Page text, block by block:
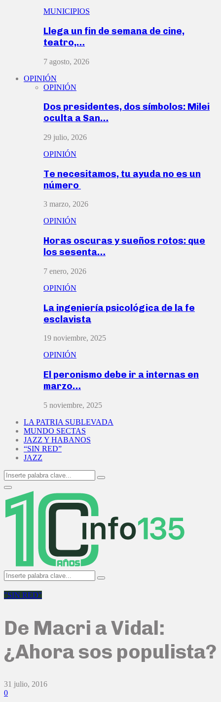
MUNICIPIOS
Llega un fin de semana de cine,
teatro,…
7 agosto, 2026
OPINIÓN
OPINIÓN
Dos presidentes, dos símbolos: Milei
oculta a San…
29 julio, 2026
OPINIÓN
Te necesitamos, tu ayuda no es un
número
3 marzo, 2026
OPINIÓN
Horas oscuras y sueños rotos: que
los sesenta…
7 enero, 2026
OPINIÓN
La ingeniería psicológica de la fe
esclavista
19 noviembre, 2025
OPINIÓN
El peronismo debe ir a internas en
marzo…
5 noviembre, 2025
LA PATRIA SUBLEVADA
MUNDO SECTAS
JAZZ Y HABANOS
“SIN RED”
JAZZ
Search
for:
Search
Primary
Menu
Search
for:
Search
"SIN RED"
De Macri a Vidal:
¿Ahora sos populista?
31 julio, 2016
0